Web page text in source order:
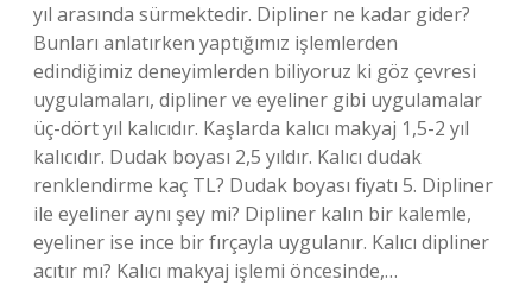
yıl arasında sürmektedir. Dipliner ne kadar gider?
Bunları anlatırken yaptığımız işlemlerden
edindiğimiz deneyimlerden biliyoruz ki göz çevresi
uygulamaları, dipliner ve eyeliner gibi uygulamalar
üç-dört yıl kalıcıdır. Kaşlarda kalıcı makyaj 1,5-2 yıl
kalıcıdır. Dudak boyası 2,5 yıldır. Kalıcı dudak
renklendirme kaç TL? Dudak boyası fiyatı 5. Dipliner
ile eyeliner aynı şey mi? Dipliner kalın bir kalemle,
eyeliner ise ince bir fırçayla uygulanır. Kalıcı dipliner
acıtır mı? Kalıcı makyaj işlemi öncesinde,…